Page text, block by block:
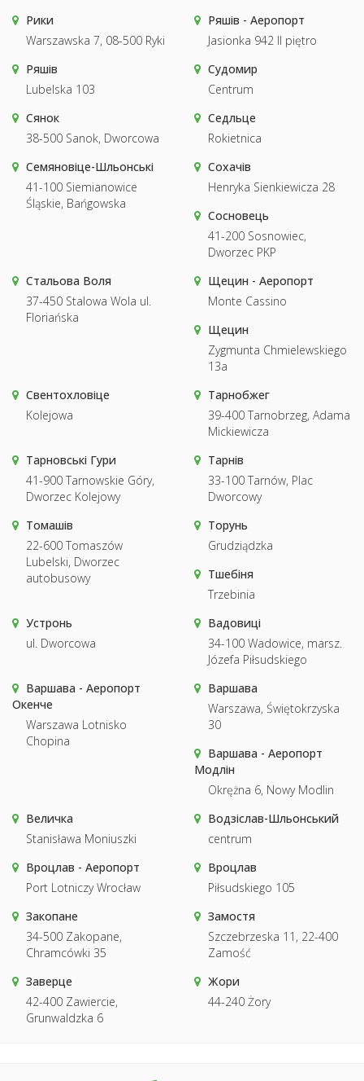
Рики
Warszawska 7, 08-500 Ryki
Ряшів - Аеропорт
Jasionka 942 II piętro
Ряшів
Lubelska 103
Судомир
Centrum
Сянок
38-500 Sanok, Dworcowa
Седльце
Rokietnica
Семяновіце-Шльонські
41-100 Siemianowice
Śląskie, Bańgowska
Сохачів
Henryka Sienkiewicza 28
Сосновець
41-200 Sosnowiec,
Dworzec PKP
Стальова Воля
37-450 Stalowa Wola ul.
Floriańska
Щецин - Аеропорт
Monte Cassino
Щецин
Zygmunta Chmielewskiego
13a
Свентохловіце
Kolejowa
Тарнобжег
39-400 Tarnobrzeg, Adama
Mickiewicza
Тарновські Гури
41-900 Tarnowskie Góry,
Dworzec Kolejowy
Тарнів
33-100 Tarnów, Plac
Dworcowy
Томашів
22-600 Tomaszów
Lubelski, Dworzec
autobusowy
Торунь
Grudziądzka
Тшебіня
Trzebinia
Устронь
ul. Dworcowa
Вадовиці
34-100 Wadowice, marsz.
Józefa Piłsudskiego
Варшава - Аеропорт
Окенче
Warszawa Lotnisko
Chopina
Варшава
Warszawa, Świętokrzyska
30
Варшава - Аеропорт
Модлін
Okrężna 6, Nowy Modlin
Величка
Stanisława Moniuszki
Водзіслав-Шльонський
centrum
Вроцлав - Аеропорт
Port Lotniczy Wrocław
Вроцлав
Piłsudskiego 105
Закопане
34-500 Zakopane,
Chramcówki 35
Замостя
Szczebrzeska 11, 22-400
Zamość
Заверце
42-400 Zawiercie,
Grunwaldzka 6
Жори
44-240 Żory